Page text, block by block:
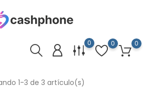
0
0
0
1-3 de 3 artículo(s)